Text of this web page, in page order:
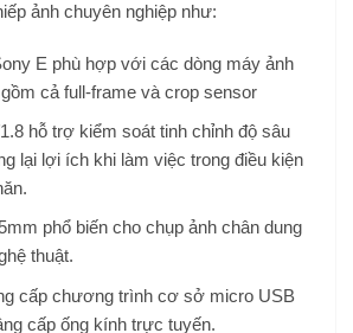
ảnh chuyên nghiệp như:
E phù hợp với các dòng máy ảnh
cả full-frame và crop sensor
hỗ trợ kiểm soát tinh chỉnh độ sâu
lại lợi ích khi làm việc trong điều kiện
phổ biến cho chụp ảnh chân dung
thuật.
cấp chương trình cơ sở micro USB
cấp ống kính trực tuyến.